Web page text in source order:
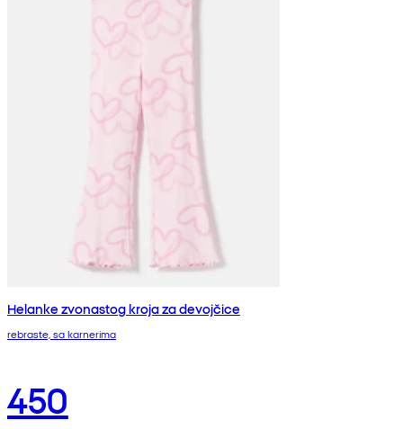
Helanke zvonastog kroja za devojčice
rebraste, sa karnerima
450